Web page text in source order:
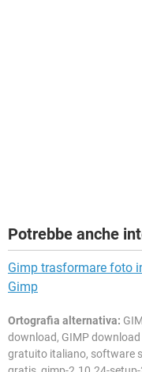
Potrebbe anche
Gimp trasformare foto
Gimp
Ortografia alternativa:
download, GIMP
gratuito italiano, software